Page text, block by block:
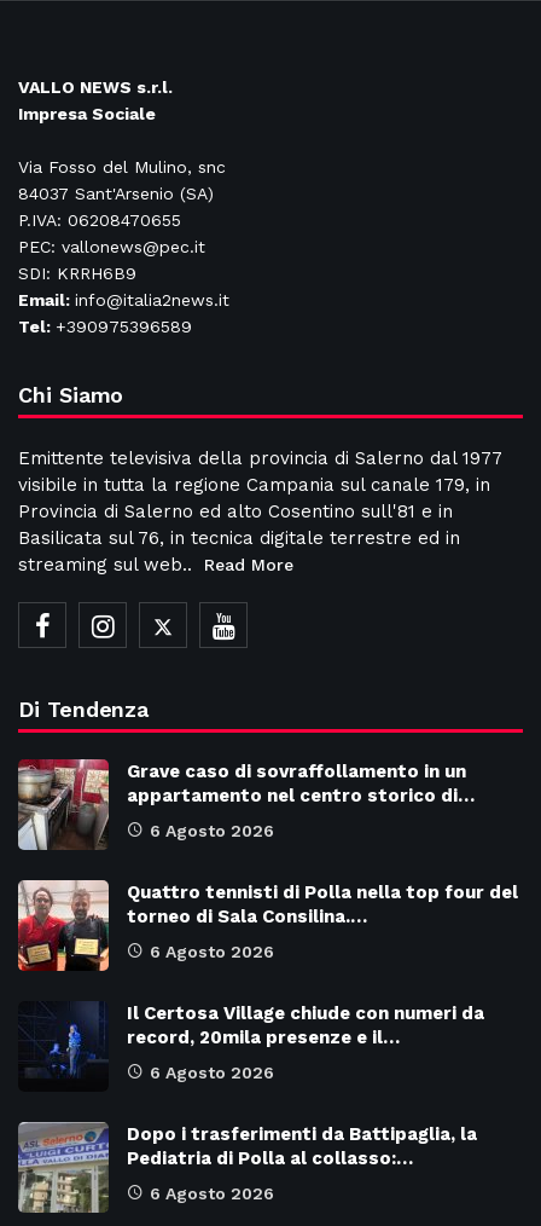
VALLO NEWS s.r.l.
Impresa Sociale
Via Fosso del Mulino, snc
84037 Sant'Arsenio (SA)
P.IVA: 06208470655
PEC: vallonews@pec.it
SDI: KRRH6B9
Email: info@italia2news.it
Tel: +390975396589
Chi Siamo
Emittente televisiva della provincia di Salerno dal 1977
visibile in tutta la regione Campania sul canale 179, in
Provincia di Salerno ed alto Cosentino sull'81 e in
Basilicata sul 76, in tecnica digitale terrestre ed in
streaming sul web..
Read More
Di Tendenza
Grave caso di sovraffollamento in un
appartamento nel centro storico di…
6 Agosto 2026
Quattro tennisti di Polla nella top four del
torneo di Sala Consilina.…
6 Agosto 2026
Il Certosa Village chiude con numeri da
record, 20mila presenze e il…
6 Agosto 2026
Dopo i trasferimenti da Battipaglia, la
Pediatria di Polla al collasso:…
6 Agosto 2026